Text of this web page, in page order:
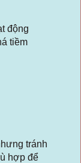
động
tiềm
tránh
hợp để